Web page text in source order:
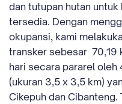
dan tutupan hutan
tersedia. Dengan
okupansi, kami
transker sebesar 70,19
hari secara pararel oleh
(ukuran 3,5 x 3,5 km)
Cikepuh dan Cibanteng.